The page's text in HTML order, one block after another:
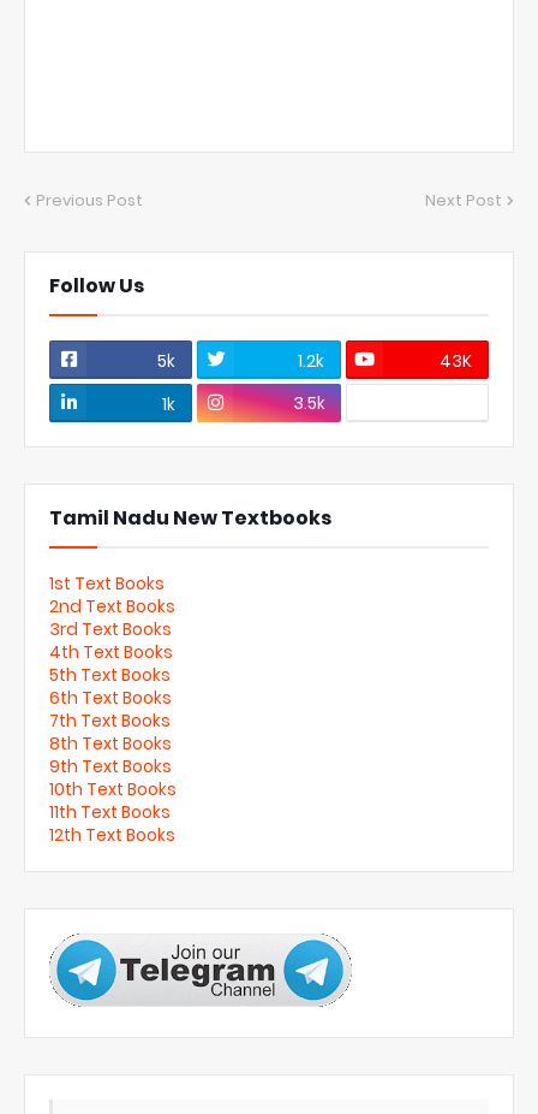
Previous Post Next Post
Follow Us
5k 1.2k
43K
1k
3.5k
Tamil Nadu New Textbooks
1st Text Books
2nd Text Books
3rd Text Books
4th Text Books
5th Text Books
6th Text Books
7th Text Books
8th Text Books
9th Text Books
10th Text Books
11th Text Books
12th Text Books